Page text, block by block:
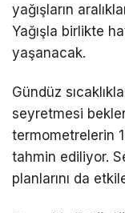
yağışların
Yağışla birlikte
yaşanacak.
Gündüz
seyretmesi
termometrelerin
tahmin ediliyor.
planlarını da